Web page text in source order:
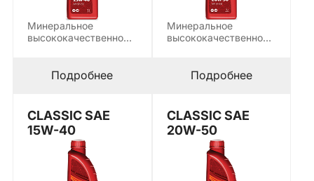
Минеральное
высококачественное
предназначенное для
смазывания
Подробнее
Минеральное
высококачественное
предназначенное для
смазывания
Подробнее
CLASSIC SAE
15W-40
CLASSIC SAE
20W-50